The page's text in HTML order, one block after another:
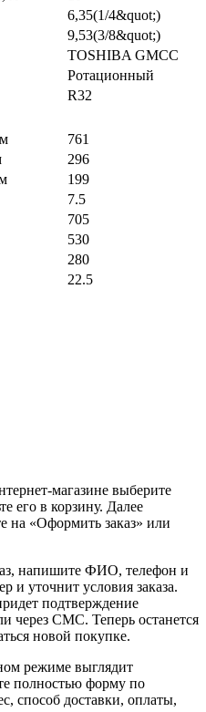
6,35(1/4&quot;)
9,53(3/8&quot;)
TOSHIBA GMCC
Ротационный
R32
761
296
199
7.5
705
530
280
22.5
магазине выберите
его в корзину. Далее
на «Оформить заказ» или
напишите ФИО, телефон и
и уточнит условия заказа.
подтверждение
через СМС. Теперь останется
новой покупке.
режиме выглядит
полностью форму по
способ доставки, оплаты,